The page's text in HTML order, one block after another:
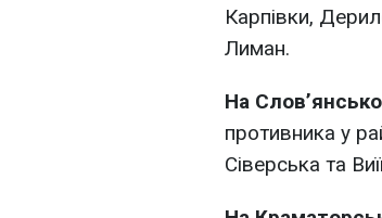
Карпівки,
Лиман.
На
противника у
Сіверська та